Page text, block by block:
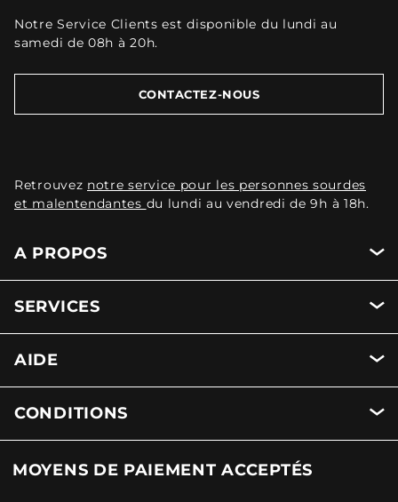
Notre Service Clients est disponible du lundi au
samedi de 08h à 20h.
CONTACTEZ-NOUS
Retrouvez notre service pour les personnes sourdes
et malentendantes du lundi au vendredi de 9h à 18h.
A PROPOS
SERVICES
AIDE
CONDITIONS
MOYENS DE PAIEMENT ACCEPTÉS